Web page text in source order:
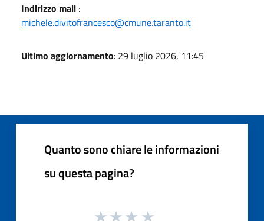
Indirizzo mail :
michele.divitofrancesco@cmune.taranto.it
Ultimo aggiornamento: 29 luglio 2026, 11:45
Quanto sono chiare le informazioni
su questa pagina?